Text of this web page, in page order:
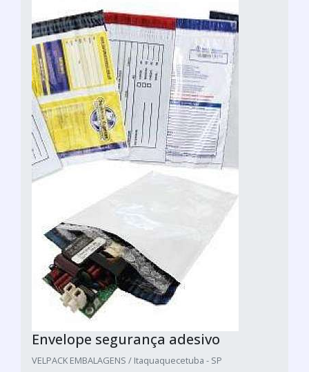
Envelope segurança adesivo
VELPACK EMBALAGENS / Itaquaquecetuba - SP